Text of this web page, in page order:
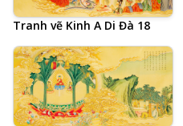
Tranh vẽ Kinh A Di Đà 18